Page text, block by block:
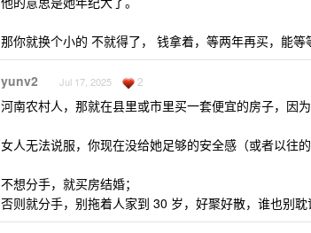
那你就换个小的 不就得了， 钱拿着，等两年再买，能等
yunv2 Jul 17, 2025 2
河南农村人，那就在县里或市里买一套便宜的房子，因
女人无法说服，你现在没给她足够的安全感（或者以往
不想分手，就买房结婚；
否则就分手，别拖着人家到 30 岁，好聚好散，谁也别